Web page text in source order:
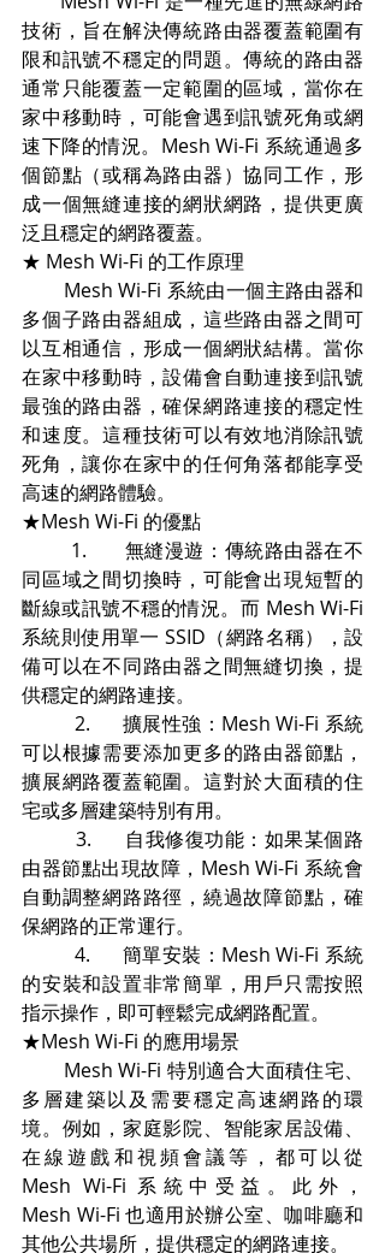
技術，旨在解決傳統路由器覆蓋範圍有
限和訊號不穩定的問題。傳統的路由器
通常只能覆蓋一定範圍的區域，當你在
家中移動時，可能會遇到訊號死角或網
速下降的情況。Mesh Wi-Fi 系統通過多
個節點（或稱為路由器）協同工作，形
成一個無縫連接的網狀網路，提供更廣
泛且穩定的網路覆蓋。
★ Mesh Wi-Fi 的工作原理
多個子路由器組成，這些路由器之間可
以互相通信，形成一個網狀結構。當你
在家中移動時，設備會自動連接到訊號
最強的路由器，確保網路連接的穩定性
和速度。這種技術可以有效地消除訊號
死角，讓你在家中的任何角落都能享受
高速的網路體驗。
★Mesh Wi-Fi 的優點
同區域之間切換時，可能會出現短暫的
斷線或訊號不穩的情況。而 Mesh Wi-Fi
系統則使用單一 SSID（網路名稱），設
備可以在不同路由器之間無縫切換，提
供穩定的網路連接。
可以根據需要添加更多的路由器節點，
擴展網路覆蓋範圍。這對於大面積的住
宅或多層建築特別有用。
          3.	自我修復功能：如果某個路
由器節點出現故障，Mesh Wi-Fi 系統會
自動調整網路路徑，繞過故障節點，確
保網路的正常運行。
的安裝和設置非常簡單，用戶只需按照
指示操作，即可輕鬆完成網路配置。
★Mesh Wi-Fi 的應用場景
多層建築以及需要穩定高速網路的環
境。例如，家庭影院、智能家居設備、
在線遊戲和視頻會議等，都可以從
Mesh Wi-Fi 系統中受益。此外，
Mesh Wi-Fi 也適用於辦公室、咖啡廳和
其他公共場所，提供穩定的網路連接。